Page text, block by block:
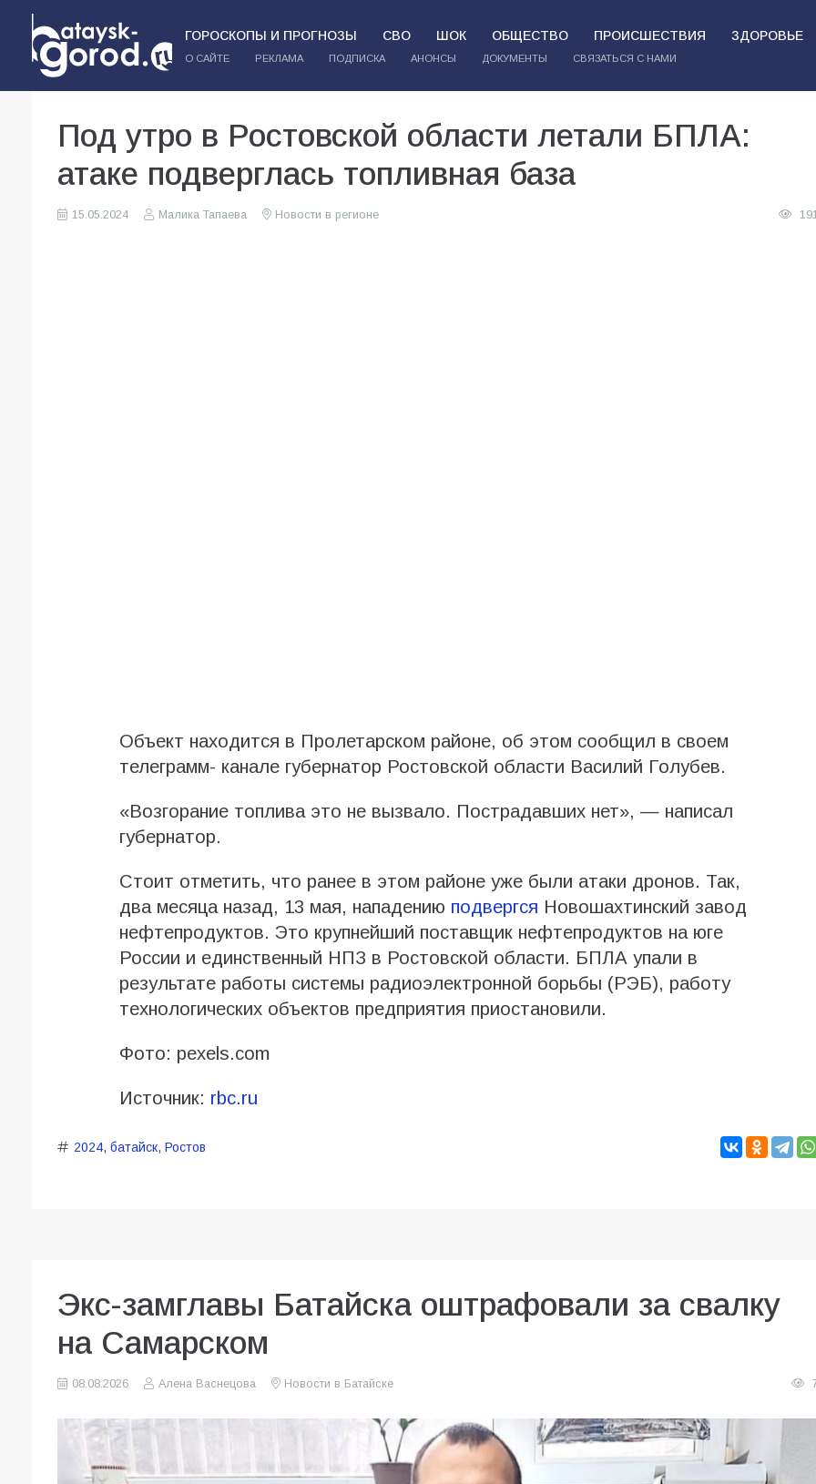
ГОРОСКОПЫ И ПРОГНОЗЫ СВО ШОК ОБЩЕСТВО ПРОИСШЕСТВИЯ ЗДОРОВЬЕ
О САЙТЕ РЕКЛАМА ПОДПИСКА АНОНСЫ ДОКУМЕНТЫ СВЯЗАТЬСЯ С НАМИ
Под утро в Ростовской области летали БПЛА:
атаке подверглась топливная база
15.05.2024 Малика Тапаева Новости в регионе
Объект находится в Пролетарском районе, об этом сообщил в своем
телеграмм- канале губернатор Ростовской области Василий Голубев.
«Возгорание топлива это не вызвало. Пострадавших нет», — написал
губернатор.
Стоит отметить, что ранее в этом районе уже были атаки дронов. Так,
два месяца назад, 13 мая, нападению подвергся Новошахтинский завод
нефтепродуктов. Это крупнейший поставщик нефтепродуктов на юге
России и единственный НПЗ в Ростовской области. БПЛА упали в
результате работы системы радиоэлектронной борьбы (РЭБ), работу
технологических объектов предприятия приостановили.
Фото: pexels.com
Источник: rbc.ru
2024, батайск, Ростов
Экс-замглавы Батайска оштрафовали за свалку
на Самарском
08.08.2026 Алена Васнецова Новости в Батайске